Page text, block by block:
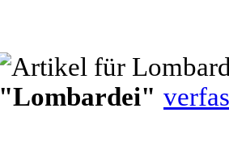
"Lombardei"